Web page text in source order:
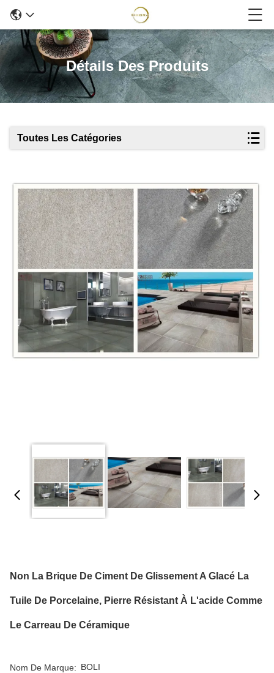
Détails Des Produits
Toutes Les Catégories
Non La Brique De Ciment De Glissement A Glacé La
Tuile De Porcelaine, Pierre Résistant À L'acide Comme
Le Carreau De Céramique
Nom De Marque: BOLI